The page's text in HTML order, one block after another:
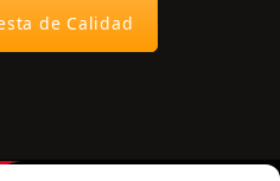
de Calidad